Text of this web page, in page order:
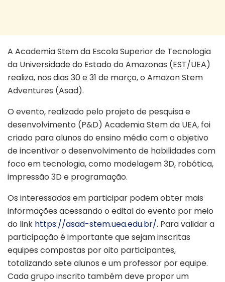
A Academia Stem da Escola Superior de Tecnologia
da Universidade do Estado do Amazonas (EST/UEA)
realiza, nos dias 30 e 31 de março, o Amazon Stem
Adventures (Asad).
O evento, realizado pelo projeto de pesquisa e
desenvolvimento (P&D) Academia Stem da UEA, foi
criado para alunos do ensino médio com o objetivo
de incentivar o desenvolvimento de habilidades com
foco em tecnologia, como modelagem 3D, robótica,
impressão 3D e programação.
Os interessados em participar podem obter mais
informações acessando o edital do evento por meio
do link https://asad-stem.uea.edu.br/. Para validar a
participação é importante que sejam inscritas
equipes compostas por oito participantes,
totalizando sete alunos e um professor por equipe.
Cada grupo inscrito também deve propor um